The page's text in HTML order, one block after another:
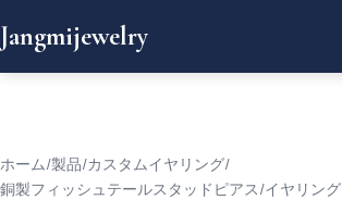
Jangmijewelry
ホーム/製品/カスタムイヤリング/
銅製フィッシュテールスタッドピアス/イヤリング